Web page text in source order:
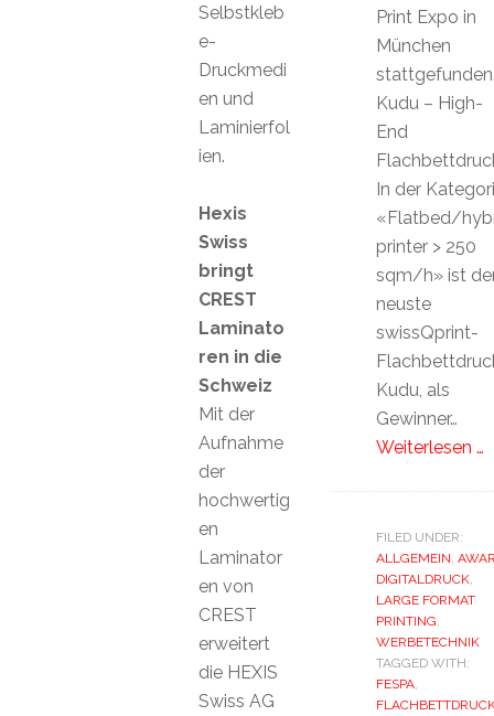
Print Expo in
München
Kudu – High-
End
In der
«Flatbed/
printer > 250
sqm/h» ist
neuste
swissQprint-
Kudu, als
Gewinner…
Weiterlesen …
FILED UNDER:
ALLGEMEIN
DIGITALDRUCK,
LARGE FORMAT
PRINTING
WERBETECHNIK
TAGGED WITH:
FESPA,
Selbstkleb
e-
Druckmedi
en und
Laminierfol
ien.
Hexis
Swiss
bringt
CREST
Laminato
ren in die
Schweiz
Mit der
Aufnahme
der
hochwertig
en
Laminator
en von
CREST
erweitert
die HEXIS
Swiss AG